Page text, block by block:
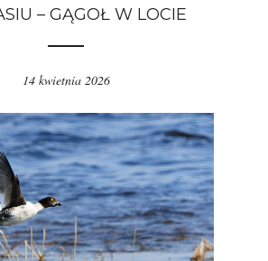
– GĄGOŁ W LOCIE
14 kwietnia 2026